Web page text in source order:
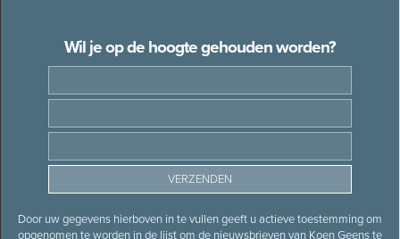
Wil je op de hoogte gehouden worden?
Door uw gegevens hierboven in te vullen geeft u actieve toestemming om
opgenomen te worden in de lijst om de nieuwsbrieven van Koen Geens te